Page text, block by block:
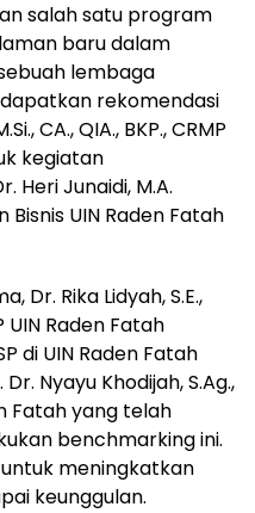
salah satu program
baru dalam
lembaga
rekomendasi
CA., QIA., BKP., CRMP
kegiatan
Heri Junaidi, M.A.
UIN Raden Fatah
Dr. Rika Lidyah, S.E.,
UIN Raden Fatah
di UIN Raden Fatah
Nyayu Khodijah, S.Ag.,
Fatah yang telah
benchmarking ini.
meningkatkan
keunggulan.